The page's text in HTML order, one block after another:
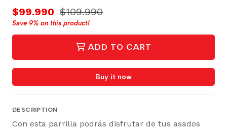
$99.990 $109.990
Save 9% on this product!
ADD TO CART
Buy it now
DESCRIPTION
Con esta parrilla podrás disfrutar de tus asados